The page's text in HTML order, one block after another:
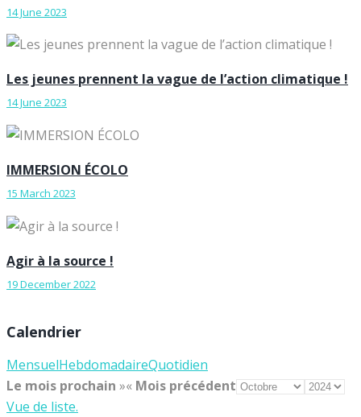
14 June 2023
Les jeunes prennent la vague de l’action climatique !
14 June 2023
IMMERSION ÉCOLO
15 March 2023
Agir à la source !
19 December 2022
Calendrier
MensuelHebdomadaireQuotidien
Le mois prochain »« Mois précédent
Vue de liste.